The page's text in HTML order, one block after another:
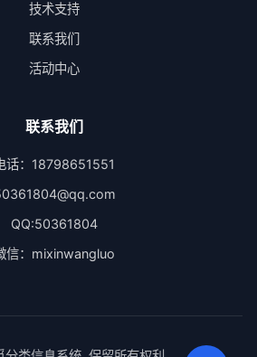
技术支持
联系我们
活动中心
联系我们
话：18798651551
QQ:50361804
信：mixinwangluo